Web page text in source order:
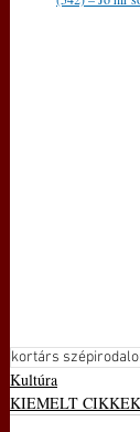
kortárs
Kultúra
KIEMELT CIKKEK